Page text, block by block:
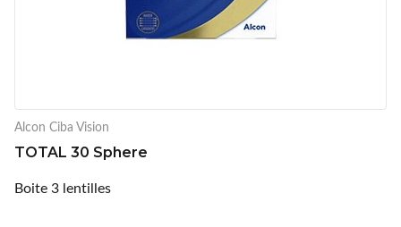
Alcon Ciba Vision
TOTAL 30 Sphere
Boite 3 lentilles